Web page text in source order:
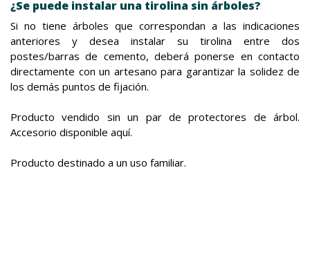
¿Se puede instalar una tirolina sin árboles?
Si no tiene árboles que correspondan a las indicaciones
anteriores y desea instalar su tirolina entre dos
postes/barras de cemento, deberá ponerse en contacto
directamente con un artesano para garantizar la solidez de
los demás puntos de fijación.
Producto vendido sin un par de protectores de árbol.
Accesorio disponible aquí.
Producto destinado a un uso familiar.